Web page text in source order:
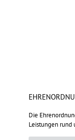
Die
Leistungen rund